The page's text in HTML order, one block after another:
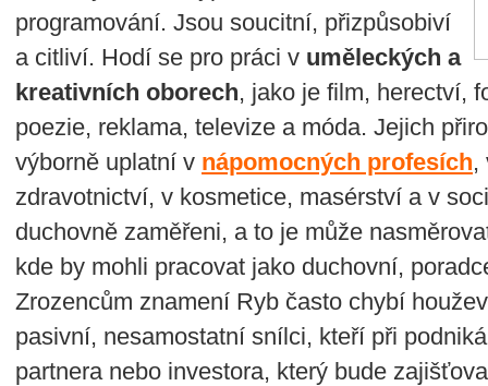
programování. Jsou soucitní, přizpůsobiví
a citliví. Hodí se pro práci v uměleckých a
kreativních oborech, jako je film, herectví,
poezie, reklama, televize a móda. Jejich
výborně uplatní v nápomocných profesích,
zdravotnictví, v kosmetice, masérství a v
duchovně zaměřeni, a to je může
kde by mohli pracovat jako duchovní,
Zrozencům znamení Ryb často chybí
pasivní, nesamostatní snílci, kteří při
partnera nebo investora, který bude